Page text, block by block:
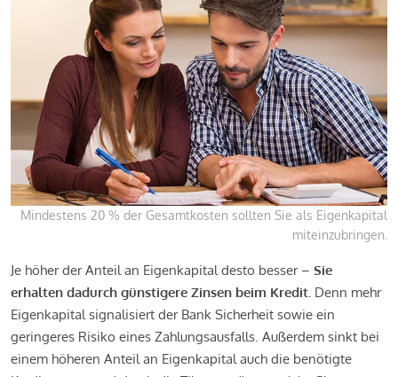
Mindestens 20 % der Gesamtkosten sollten Sie als Eigenkapital
miteinzubringen.
Je höher der Anteil an Eigenkapital desto besser – Sie
erhalten dadurch günstigere Zinsen beim Kredit. Denn mehr
Eigenkapital signalisiert der Bank Sicherheit sowie ein
geringeres Risiko eines Zahlungsausfalls. Außerdem sinkt bei
einem höheren Anteil an Eigenkapital auch die benötigte